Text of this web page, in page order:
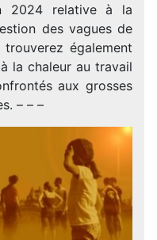
2024 relative à la
des vagues de
également
la chaleur au travail
aux grosses
– – –